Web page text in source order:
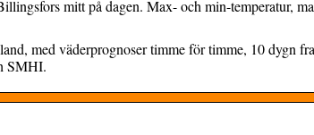
mitt på dagen. Max- och min-temperatur,
med väderprognoser timme för timme, 10 dygn
SMHI.